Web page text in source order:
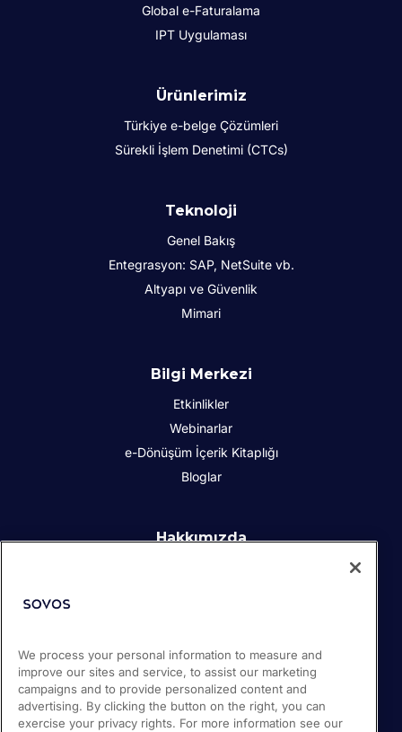
Global e-Faturalama
IPT Uygulaması
Ürünlerimiz
Türkiye e-belge Çözümleri
Sürekli İşlem Denetimi (CTCs)
Teknoloji
Genel Bakış
Entegrasyon: SAP, NetSuite vb.
Altyapı ve Güvenlik
Mimari
Bilgi Merkezi
Etkinlikler
Webinarlar
e-Dönüşüm İçerik Kitaplığı
Bloglar
Hakkımızda
Kariyer
Destek
We process your personal information to measure and
improve our sites and service, to assist our marketing
campaigns and to provide personalized content and
advertising. By clicking the button on the right, you can
exercise your privacy rights. For more information see our